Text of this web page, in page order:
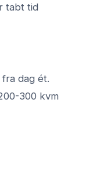
tabt tid
dag ét.
300 kvm